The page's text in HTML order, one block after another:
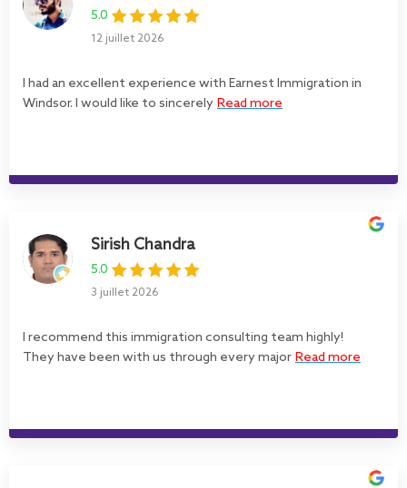
5.0
12 juillet 2026
I had an excellent experience with Earnest Immigration in
Windsor. I would like to sincerely Read more
Sirish Chandra
5.0
3 juillet 2026
I recommend this immigration consulting team highly!
They have been with us through every major Read more